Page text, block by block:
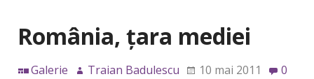
România, ţara mediei
Galerie Traian Badulescu 10 mai 2011 0